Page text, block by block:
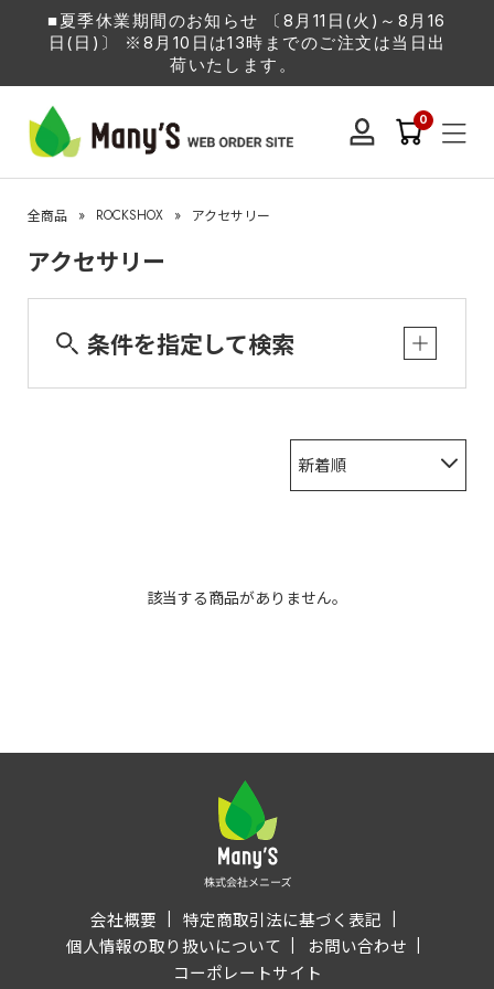
■夏季休業期間のお知らせ 〔8月11日(火)～8月16
日(日)〕 ※8月10日は13時までのご注文は当日出
荷いたします。
0
全商品 » ROCKSHOX » アクセサリー
アクセサリー
条件を指定して検索
新着順
該当する商品がありません。
会社概要
特定商取引法に基づく表記
個人情報の取り扱いについて
お問い合わせ
コーポレートサイト